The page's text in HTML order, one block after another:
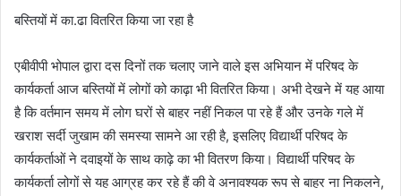
बस्तियों में का.ढा वितरित किया जा रहा है
एबीवीपी भोपाल द्वारा दस दिनों तक चलाए जाने वाले इस अभियान में परिषद के
कार्यकर्ता आज बस्तियों में लोगों को काढ़ा भी वितरित किया। अभी देखने में यह आया
है कि वर्तमान समय में लोग घरों से बाहर नहीं निकल पा रहे हैं और उनके गले में
खराश सर्दी जुखाम की समस्या सामने आ रही है, इसलिए विद्यार्थी परिषद के
कार्यकर्ताओं ने दवाइयों के साथ काढ़े का भी वितरण किया। विद्यार्थी परिषद के
कार्यकर्ता लोगों से यह आग्रह कर रहे हैं की वे अनावश्यक रूप से बाहर ना निकलने,